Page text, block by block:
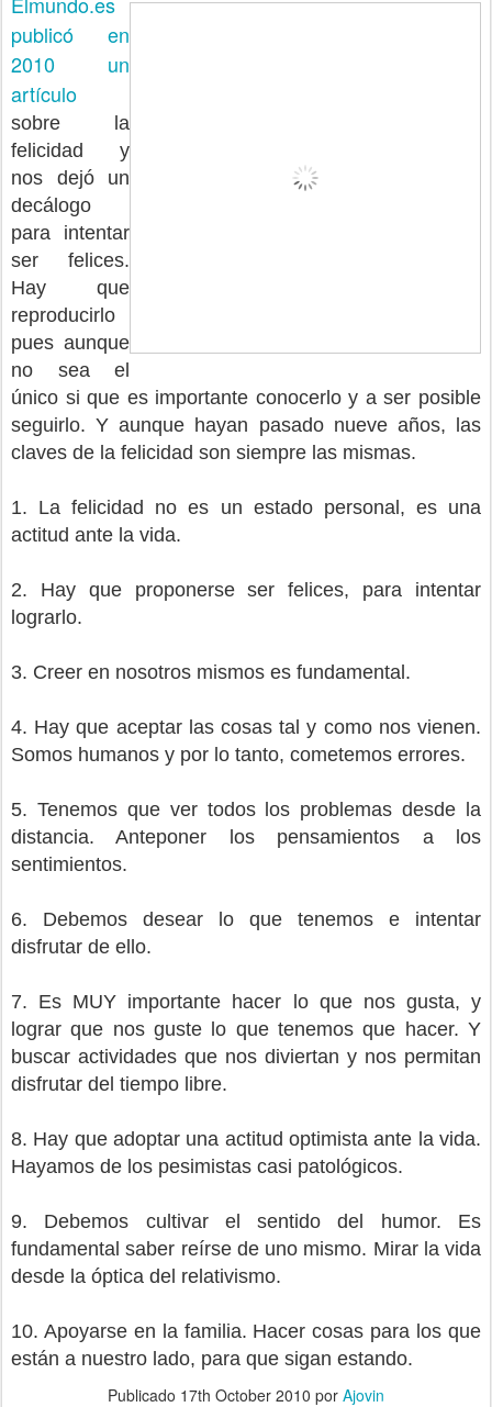
publicó en
2010 un
artículo
sobre la
felicidad y
nos dejó un
decálogo
para intentar
ser felices.
Hay que
reproducirlo
pues aunque
no sea el
único si que es importante conocerlo y a ser posible
seguirlo. Y aunque hayan pasado nueve años, las
claves de la felicidad son siempre las mismas.
1. La felicidad no es un estado personal, es una
actitud ante la vida.
2. Hay que proponerse ser felices, para intentar
lograrlo.
3. Creer en nosotros mismos es fundamental.
4. Hay que aceptar las cosas tal y como nos vienen.
Somos humanos y por lo tanto, cometemos errores.
5. Tenemos que ver todos los problemas desde la
distancia. Anteponer los pensamientos a los
sentimientos.
6. Debemos desear lo que tenemos e intentar
disfrutar de ello.
7. Es MUY importante hacer lo que nos gusta, y
lograr que nos guste lo que tenemos que hacer. Y
buscar actividades que nos diviertan y nos permitan
disfrutar del tiempo libre.
8. Hay que adoptar una actitud optimista ante la vida.
Hayamos de los pesimistas casi patológicos.
9. Debemos cultivar el sentido del humor. Es
fundamental saber reírse de uno mismo. Mirar la vida
desde la óptica del relativismo.
10. Apoyarse en la familia. Hacer cosas para los que
están a nuestro lado, para que sigan estando.
Publicado 17th October 2010 por Ajovin